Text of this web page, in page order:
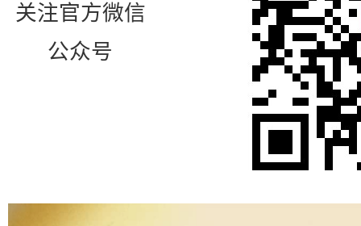
关注官方微信
公众号